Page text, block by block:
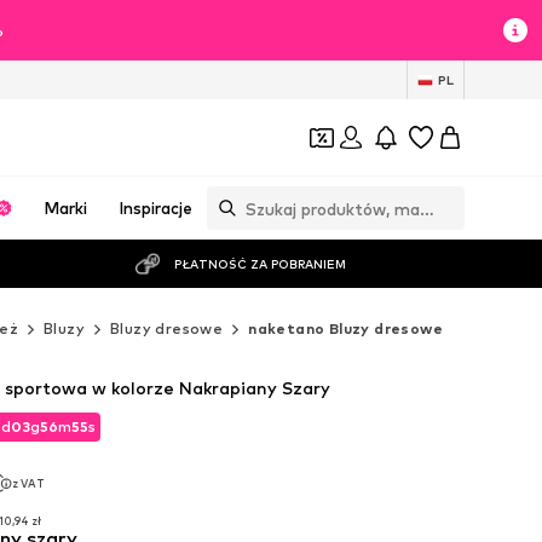
PL
Marki Inspiracje
PŁATNOŚĆ ZA POBRANIEM
Bluzy Bluzy dresowe naketano Bluzy dresowe
d03g56m53s
z VAT
zł
d03g56m53s
sportowa w kolorze Nakrapiany Szary